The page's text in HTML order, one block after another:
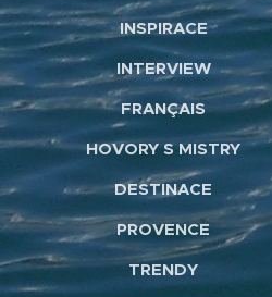
INSPIRACE
INTERVIEW
FRANÇAIS
HOVORY S MISTRY
DESTINACE
PROVENCE
TRENDY